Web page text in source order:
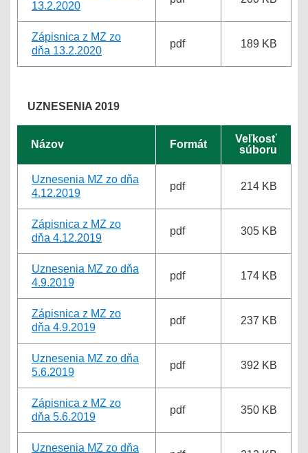
13.2.2020
Zápisnica z MZ zo
dňa 13.2.2020
pdf 189 KB
UZNESENIA 2019
Názov Formát
Veľkosť
súboru
Uznesenia MZ zo dňa
4.12.2019
pdf 214 KB
Zápisnica z MZ zo
dňa 4.12.2019
pdf 305 KB
Uznesenia MZ zo dňa
4.9.2019
pdf 174 KB
Zápisnica z MZ zo
dňa 4.9.2019
pdf 237 KB
Uznesenia MZ zo dňa
5.6.2019
pdf 392 KB
Zápisnica z MZ zo
dňa 5.6.2019
pdf 350 KB
Uznesenia MZ zo dňa